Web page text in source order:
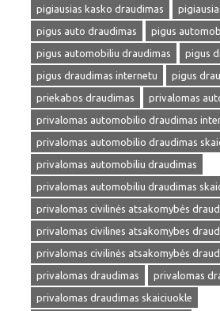
pigiausias kasko draudimas
pigus auto draudimas
pigus
pigus automobiliu draudimas
pigus
pigus draudimas internetu
pigus
priekabos draudimas
privalomas
privalomas automobilio draudimas
privalomas automobilio draudimas
privalomas automobiliu draudimas
privalomas automobiliu draudimas
privalomas civilinės atsakomybės
privalomas civilines atsakomybes
privalomas civilinės atsakomybės
privalomas draudimas
privalomas
privalomas draudimas skaiciuokle